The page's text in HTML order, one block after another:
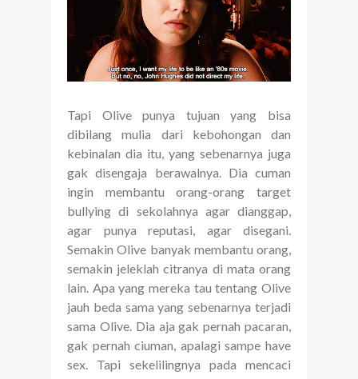
Tapi Olive punya tujuan yang bisa
dibilang mulia dari kebohongan dan
kebinalan dia itu, yang sebenarnya juga
gak disengaja berawalnya. Dia cuman
ingin membantu orang-orang target
bullying di sekolahnya agar dianggap,
agar punya reputasi, agar disegani.
Semakin Olive banyak membantu orang,
semakin jeleklah citranya di mata orang
lain. Apa yang mereka tau tentang Olive
jauh beda sama yang sebenarnya terjadi
sama Olive. Dia aja gak pernah pacaran,
gak pernah ciuman, apalagi sampe have
sex. Tapi sekelilingnya pada mencaci